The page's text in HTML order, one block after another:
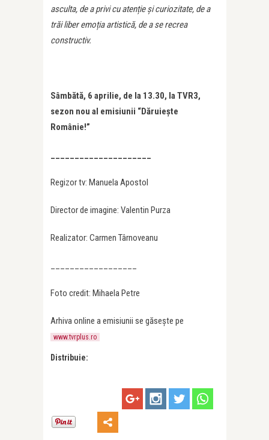
asculta, de a privi cu atenție și curiozitate, de a
trăi liber emoția artistică, de a se recrea
constructiv.
Sâmbătă, 6 aprilie, de la 13.30, la TVR3,
sezon nou al emisiunii “Dăruiește
Românie!”
Regizor tv: Manuela Apostol
Director de imagine: Valentin Purza
Realizator: Carmen Târnoveanu
Foto credit: Mihaela Petre
Arhiva online a emisiunii se găsește pe
www.tvrplus.ro
Distribuie: